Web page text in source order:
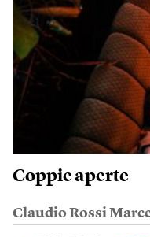
Coppie aperte
Claudio Rossi